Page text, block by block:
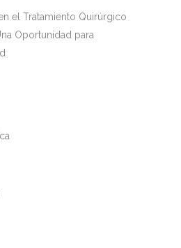
el Tratamiento Quirúrgico
Oportunidad para